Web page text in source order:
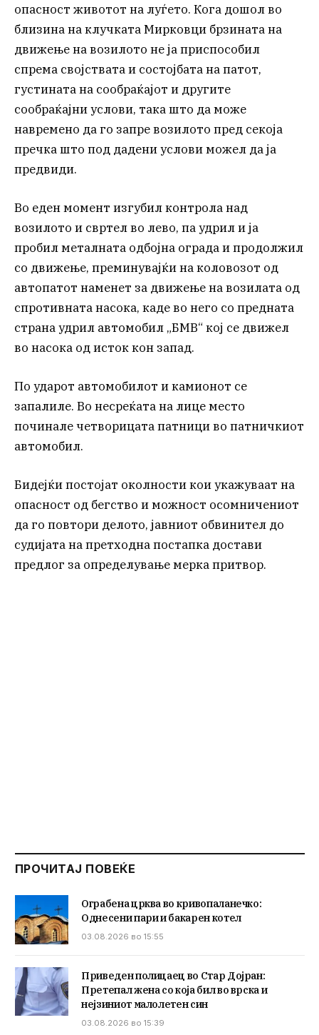
опасност животот на луѓето. Кога дошол во
близина на клучката Мирковци брзината на
движење на возилото не ја приспособил
спрема својствата и состојбата на патот,
густината на сообраќајот и другите
сообраќајни услови, така што да може
навремено да го запре возилото пред секоја
пречка што под дадени услови можел да ја
предвиди.
Во еден момент изгубил контрола над
возилото и свртел во лево, па удрил и ја
пробил металната одбојна ограда и продолжил
со движење, преминувајќи на коловозот од
автопатот наменет за движење на возилата од
спротивната насока, каде во него со предната
страна удрил автомобил „БМВ“ кој се движел
во насока од исток кон запад.
По ударот автомобилот и камионот се
запалиле. Во несреќата на лице место
починале четворицата патници во патничкиот
автомобил.
Бидејќи постојат околности кои укажуваат на
опасност од бегство и можност осомничениот
да го повтори делото, јавниот обвинител до
судијата на претходна постапка достави
предлог за определување мерка притвор.
ПРОЧИТАЈ ПОВЕЌЕ
Ограбена црква во кривопаланечко:
Однесени пари и бакарен котел
03.08.2026 во 15:55
Приведен полицаец во Стар Дојран:
Претепал жена со која бил во врска и
нејзиниот малолетен син
03.08.2026 во 15:39